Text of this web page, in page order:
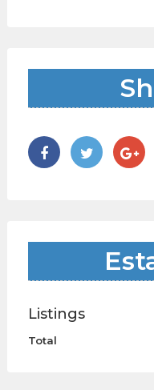
Listings
Total